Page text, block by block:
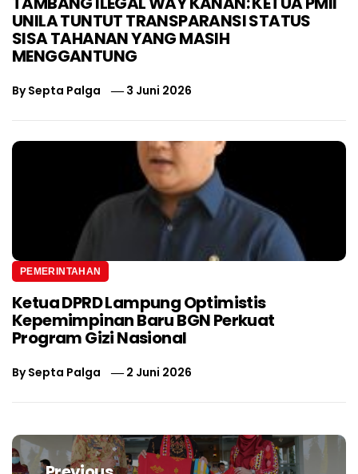
UNILA TUNTUT TRANSPARANSI STATUS
SISA TAHANAN YANG MASIH
MENGGANTUNG
BySepta Palga 3 Juni 2026
PEMERINTAHAN
Ketua DPRD Lampung Optimistis
Kepemimpinan Baru BGN Perkuat
Program Gizi Nasional
BySepta Palga 2 Juni 2026
Navigasi
pos